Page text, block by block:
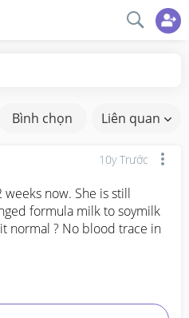
Bình chọn Liên quan
10y Trước
now. She is still
formula milk to soymilk
normal ? No blood trace in